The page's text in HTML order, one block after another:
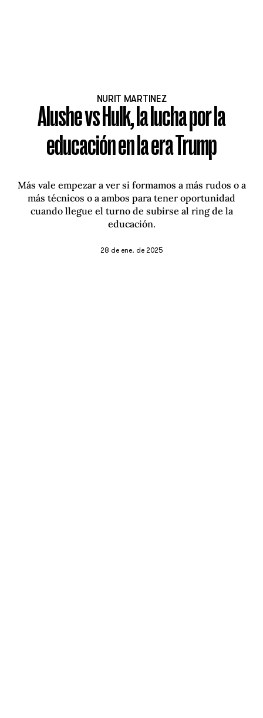
NURIT MARTINEZ
Alushe vs Hulk, la lucha por la
educación en la era Trump
Más vale empezar a ver si formamos a más rudos o a
más técnicos o a ambos para tener oportunidad
cuando llegue el turno de subirse al ring de la
educación.
28 de ene. de 2025